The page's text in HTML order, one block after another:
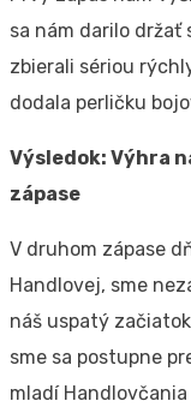
sa nám darilo držať
zbierali sériou
dodala perličku
Výsledok: Výhra
zápase
V druhom zápase
Handlovej, sme
náš uspatý
sme sa postupne
mladí